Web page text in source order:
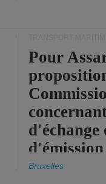
Pour
d'échange
timide,
Bruxelles